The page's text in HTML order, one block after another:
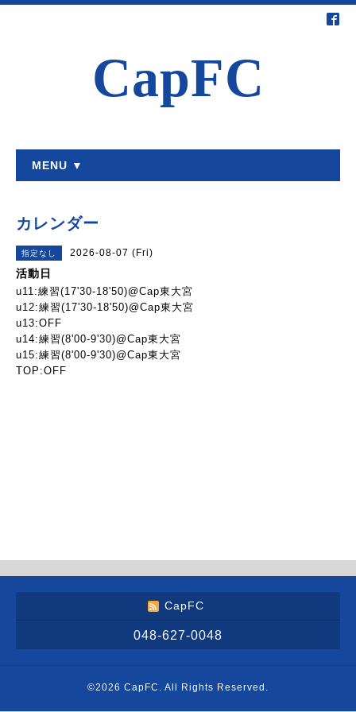
CapFC
MENU ▼
カレンダー
指定なし 2026-08-07 (Fri)
活動日
u11:練習(17'30-18'50)@Cap東大宮
u12:練習(17'30-18'50)@Cap東大宮
u13:OFF
u14:練習(8'00-9'30)@Cap東大宮
u15:練習(8'00-9'30)@Cap東大宮
TOP:OFF
CapFC
048-627-0048
©2026 CapFC . All Rights Reserved.